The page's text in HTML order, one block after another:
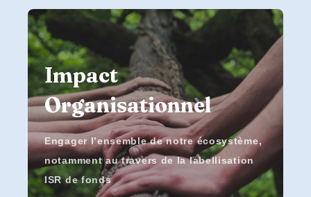
Impact
Organisationnel
Engager l’ensemble de notre écosystème,
notamment au travers de la labellisation
ISR de fonds